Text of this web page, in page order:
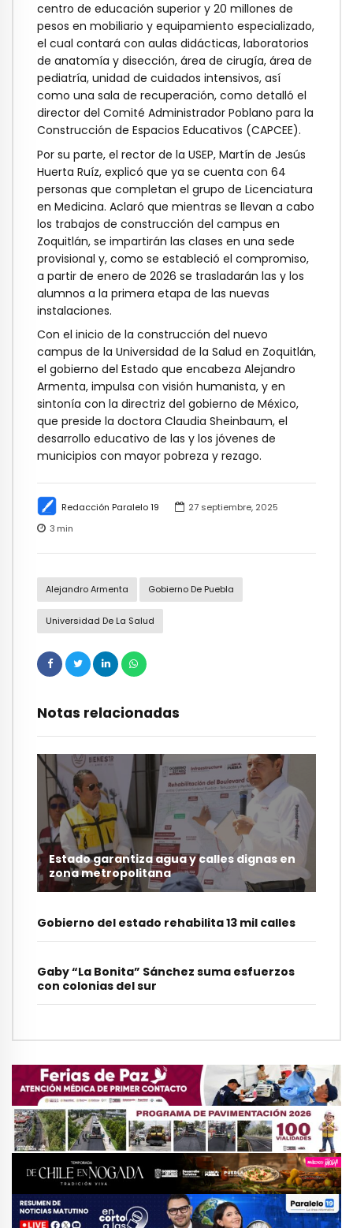
Redacción Paralelo 19
27 septiembre, 2025
3 min
Alejandro Armenta Gobierno De Puebla
Universidad De La Salud
Notas relacionadas
Estado garantiza agua y calles dignas en
zona metropolitana
Gobierno del estado rehabilita 13 mil calles
Gaby “La Bonita” Sánchez suma esfuerzos
con colonias del sur
centro de educación superior y 20 millones de
pesos en mobiliario y equipamiento especializado,
el cual contará con aulas didácticas, laboratorios
de anatomía y disección, área de cirugía, área de
pediatría, unidad de cuidados intensivos, así
como una sala de recuperación, como detalló el
director del Comité Administrador Poblano para la
Construcción de Espacios Educativos (CAPCEE).
Por su parte, el rector de la USEP, Martín de Jesús
Huerta Ruíz, explicó que ya se cuenta con 64
personas que completan el grupo de Licenciatura
en Medicina. Aclaró que mientras se llevan a cabo
los trabajos de construcción del campus en
Zoquitlán, se impartirán las clases en una sede
provisional y, como se estableció el compromiso,
a partir de enero de 2026 se trasladarán las y los
alumnos a la primera etapa de las nuevas
instalaciones.
Con el inicio de la construcción del nuevo
campus de la Universidad de la Salud en Zoquitlán,
el gobierno del Estado que encabeza Alejandro
Armenta, impulsa con visión humanista, y en
sintonía con la directriz del gobierno de México,
que preside la doctora Claudia Sheinbaum, el
desarrollo educativo de las y los jóvenes de
municipios con mayor pobreza y rezago.